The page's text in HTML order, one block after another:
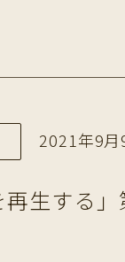
2021年9
再生する